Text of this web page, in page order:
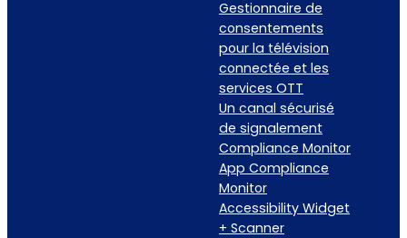
Gestionnaire de
consentements
pour la télévision
connectée et les
services OTT
Un canal sécurisé
de signalement
Compliance Monitor
App Compliance
Monitor
Accessibility Widget
+ Scanner